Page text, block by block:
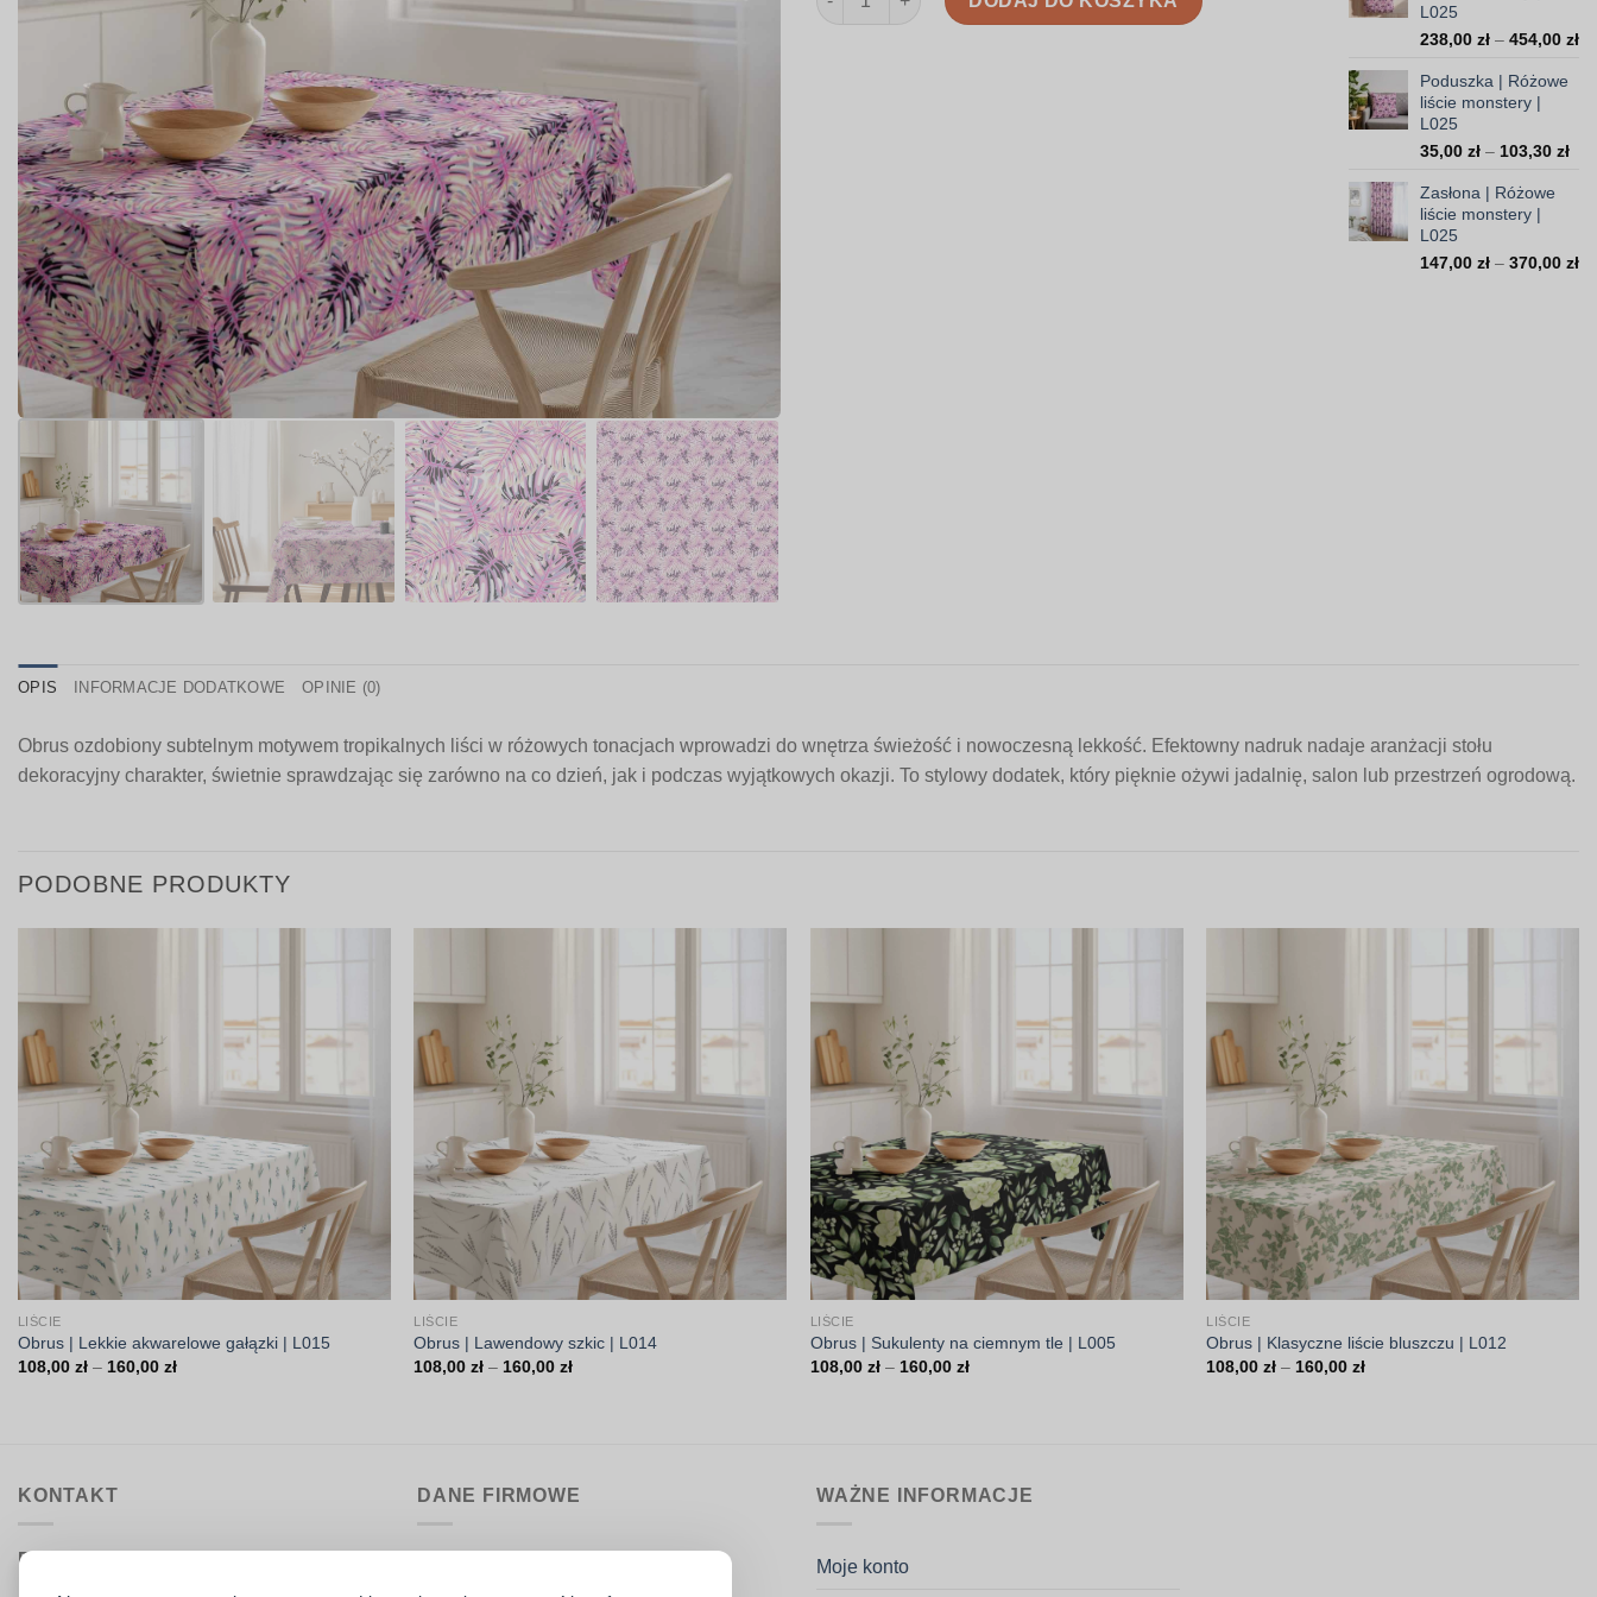
L025
238,00 zł – 454,00 zł
Poduszka | Różowe
liście monstery |
L025
35,00 zł – 103,30 zł
Zasłona | Różowe
liście monstery |
L025
147,00 zł – 370,00 zł
OPIS INFORMACJE DODATKOWE OPINIE (0)
Obrus ozdobiony subtelnym motywem tropikalnych liści w różowych tonacjach wprowadzi do wnętrza świeżość i nowoczesną lekkość. Efektowny nadruk nadaje aranżacji stołu
dekoracyjny charakter, świetnie sprawdzając się zarówno na co dzień, jak i podczas wyjątkowych okazji. To stylowy dodatek, który pięknie ożywi jadalnię, salon lub przestrzeń ogrodową.
PODOBNE PRODUKTY
LIŚCIE
Obrus | Lekkie akwarelowe gałązki | L015
108,00 zł – 160,00 złZakres
LIŚCIE
Obrus | Lawendowy szkic | L014
108,00zł – 160,00złZakres
LIŚCIE
Obrus | Sukulenty na ciemnym tle | L005
108,00 zł – 160,00 złZakres
LIŚCIE
Obrus | Klasyczne liście bluszczu | L012
108,00zł – 160,00złZakres
KONTAKT
Biuro obsługi:
DANE FIRMOWE WAŻNE INFORMACJE
Moje konto